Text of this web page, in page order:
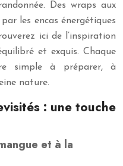
Des wraps aux
les encas énergétiques
ici de l’inspiration
et exquis. Chaque
simple à préparer, à
nature.
: une touche
et à la